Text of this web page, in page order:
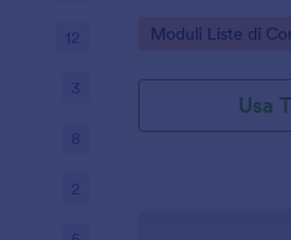
standardizzare la
Go to Category:
Moduli Liste di
Usa
12
3
8
2